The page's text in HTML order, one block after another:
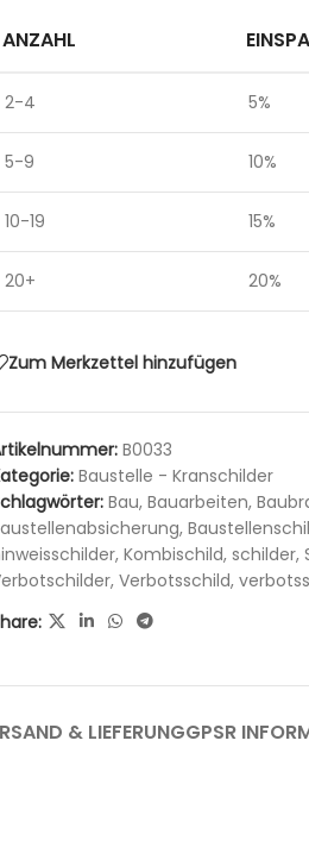
ANZAHL
2-4 5%
5-9 10%
10-19 15%
20+ 20%
Zum Merkzettel hinzufügen
B0033
Baustelle - Kranschilder
Bau, Bauarbeiten,
,
, Kombischild, schilder,
, Verbotsschild,
& LIEFERUNGGPSR